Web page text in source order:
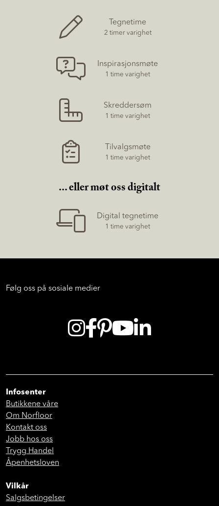
Tegnetime
2 timer varighet
Inspirasjonsmøte
1 time varighet
Skreddersøm
1 time varighet
Tilvalgsmøte
1 time varighet
... eller møt oss digitalt
Digital tegnetime
1 time varighet
Følg oss på sosiale medier
Infosenter
Butikkene våre
Om Norfloor
Kontakt oss
Jobb hos oss
Trygg Handel
Åpenhetsloven
Vilkår
Salgsbetingelser